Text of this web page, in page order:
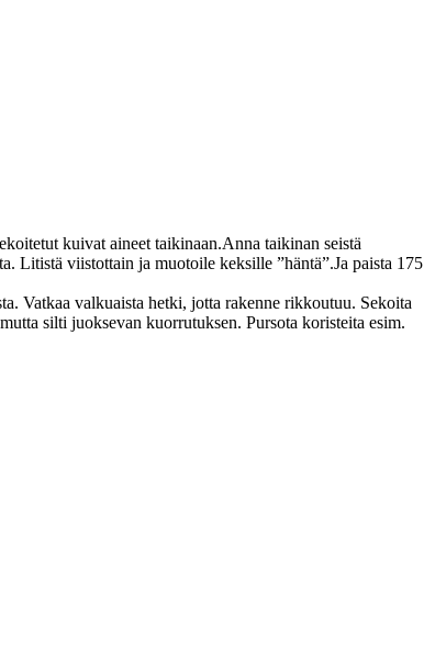
kuivat aineet taikinaan.Anna taikinan seistä
Litistä viistottain ja muotoile keksille ”häntä”.Ja paista 175
Vatkaa valkuaista hetki, jotta rakenne rikkoutuu. Sekoita
silti juoksevan kuorrutuksen. Pursota koristeita esim.